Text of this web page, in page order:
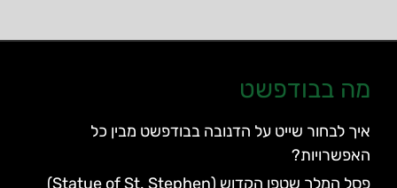
מה בבודפשט
איך לבחור שייט על הדנובה בבודפשט מבין כל
האפשרויות?
פסל המלך שטפן הקדוש (Statue of St. Stephen)